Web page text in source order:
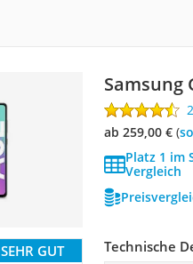
Samsung
ab 259,00 €(
Platz 1 im
Vergleich
SEHR GUT
Technische